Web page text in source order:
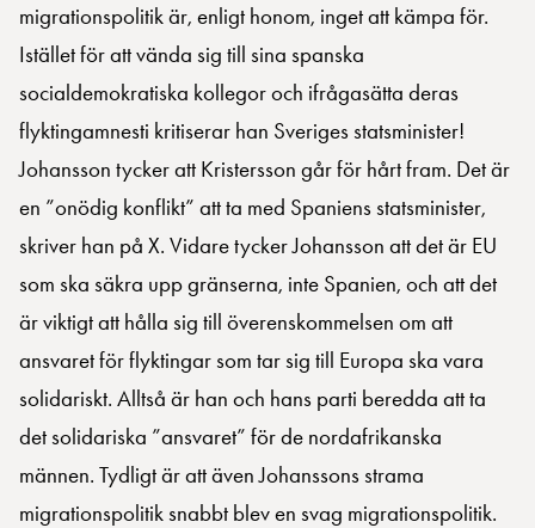
migrationspolitik är, enligt honom, inget att kämpa för.
Istället för att vända sig till sina spanska
socialdemokratiska kollegor och ifrågasätta deras
flyktingamnesti kritiserar han Sveriges statsminister!
Johansson tycker att Kristersson går för hårt fram. Det är
en ”onödig konflikt” att ta med Spaniens statsminister,
skriver han på X. Vidare tycker Johansson att det är EU
som ska säkra upp gränserna, inte Spanien, och att det
är viktigt att hålla sig till överenskommelsen om att
ansvaret för flyktingar som tar sig till Europa ska vara
solidariskt. Alltså är han och hans parti beredda att ta
det solidariska ”ansvaret” för de nordafrikanska
männen. Tydligt är att även Johanssons strama
migrationspolitik snabbt blev en svag migrationspolitik.